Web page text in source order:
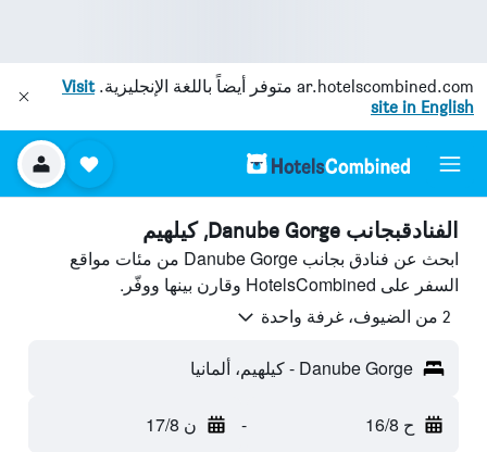
ar.hotelscombined.com متوفر أيضاً باللغة الإنجليزية.Visit
site in English
الفنادقبجانب Danube Gorge, كيلهيم
ابحث عن فنادق بجانب Danube Gorge من مئات مواقع
السفر على HotelsCombined وقارن بينها ووفّر.
2 من الضيوف، غرفة واحدة
Danube Gorge - كيلهيم، ألمانيا
ح 16/8 - ن 17/8